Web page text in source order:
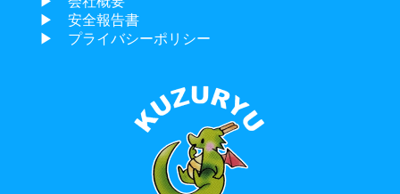
▶︎ 安全報告書
▶︎ プライバシーポリシー